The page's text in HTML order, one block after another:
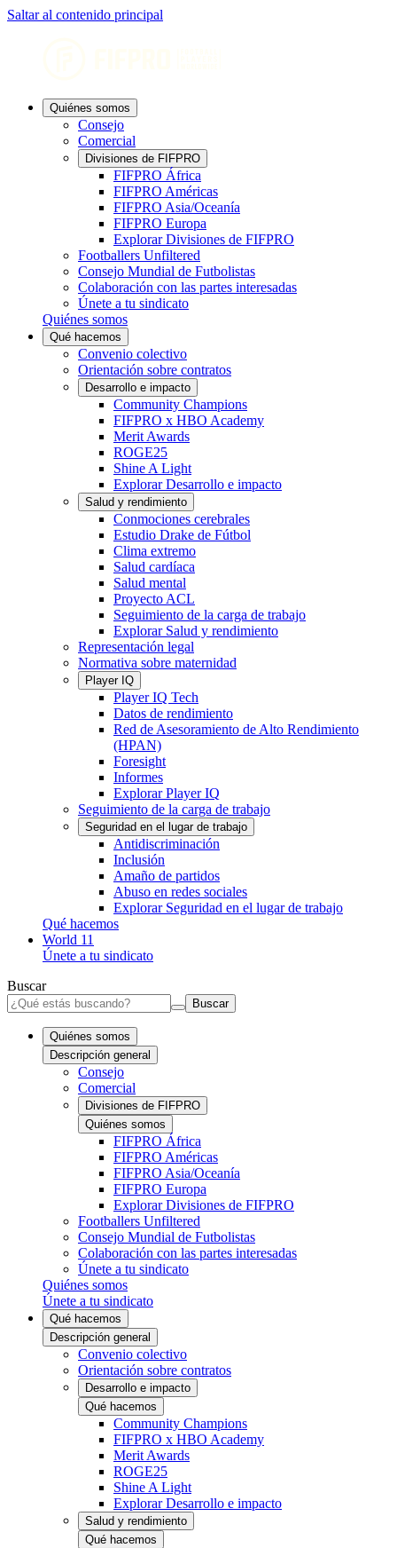
Saltar al contenido principal
Quiénes somos
Consejo
Comercial
Divisiones de FIFPRO
FIFPRO África
FIFPRO Américas
FIFPRO Asia/Oceanía
FIFPRO Europa
Explorar Divisiones de FIFPRO
Footballers Unfiltered
Consejo Mundial de Futbolistas
Colaboración con las partes interesadas
Únete a tu sindicato
Quiénes somos
Qué hacemos
Convenio colectivo
Orientación sobre contratos
Desarrollo e impacto
Community Champions
FIFPRO x HBO Academy
Merit Awards
ROGE25
Shine A Light
Explorar Desarrollo e impacto
Salud y rendimiento
Conmociones cerebrales
Estudio Drake de Fútbol
Clima extremo
Salud cardíaca
Salud mental
Proyecto ACL
Seguimiento de la carga de trabajo
Explorar Salud y rendimiento
Representación legal
Normativa sobre maternidad
Player IQ
Player IQ Tech
Datos de rendimiento
Red de Asesoramiento de Alto Rendimiento
(HPAN)
Foresight
Informes
Explorar Player IQ
Seguimiento de la carga de trabajo
Seguridad en el lugar de trabajo
Antidiscriminación
Inclusión
Amaño de partidos
Abuso en redes sociales
Explorar Seguridad en el lugar de trabajo
Qué hacemos
World 11
Únete a tu sindicato
Buscar
Buscar
Quiénes somos
Descripción general
Consejo
Comercial
Divisiones de FIFPRO
Quiénes somos
FIFPRO África
FIFPRO Américas
FIFPRO Asia/Oceanía
FIFPRO Europa
Explorar Divisiones de FIFPRO
Footballers Unfiltered
Consejo Mundial de Futbolistas
Colaboración con las partes interesadas
Únete a tu sindicato
Quiénes somos
Únete a tu sindicato
Qué hacemos
Descripción general
Convenio colectivo
Orientación sobre contratos
Desarrollo e impacto
Qué hacemos
Community Champions
FIFPRO x HBO Academy
Merit Awards
ROGE25
Shine A Light
Explorar Desarrollo e impacto
Salud y rendimiento
Qué hacemos